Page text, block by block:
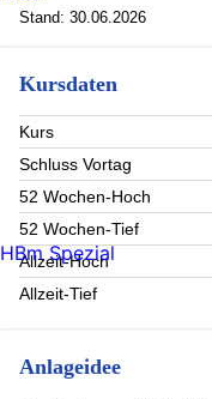
Stand: 30.06.2026
Kursdaten
Kurs
Schluss Vortag
52 Wochen-Hoch
52 Wochen-Tief
Allzeit-Hoch
Allzeit-Tief
Anlageidee
HBm Spezial